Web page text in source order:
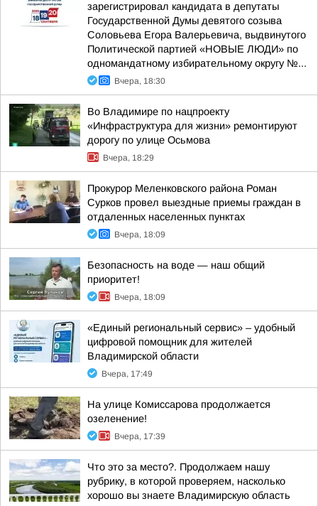
зарегистрировал кандидата в депутаты
Государственной Думы девятого созыва
Соловьева Егора Валерьевича, выдвинутого
Политической партией «НОВЫЕ ЛЮДИ» по
одномандатному избирательному округу №...
Вчера, 18:30
Во Владимире по нацпроекту
«Инфраструктура для жизни» ремонтируют
дорогу по улице Осьмова
Вчера, 18:29
Прокурор Меленковского района Роман
Сурков провел выездные приемы граждан в
отдаленных населенных пунктах
Вчера, 18:09
Безопасность на воде — наш общий
приоритет!
Вчера, 18:09
«Единый региональный сервис» – удобный
цифровой помощник для жителей
Владимирской области
Вчера, 17:49
На улице Комиссарова продолжается
озеленение!
Вчера, 17:39
Что это за место?. Продолжаем нашу
рубрику, в которой проверяем, насколько
хорошо вы знаете Владимирскую область